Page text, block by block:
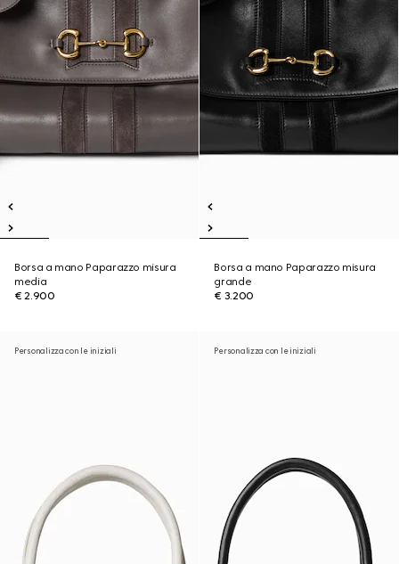
Borsa a mano Paparazzo misura
media
€ 2.900
Borsa a mano Paparazzo misura
grande
€ 3.200
Personalizza con le iniziali Personalizza con le iniziali